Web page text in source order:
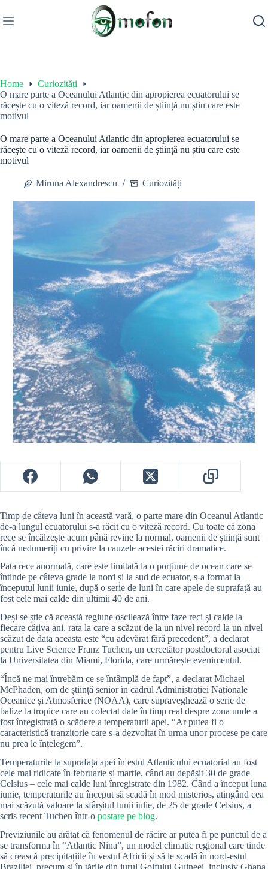
to
content
Home
Curiozități
O mare parte a Oceanului Atlantic din apropierea ecuatorului se
răcește cu o viteză record, iar oamenii de știință nu știu care este
motivul
O mare parte a Oceanului Atlantic din apropierea ecuatorului se
răcește cu o viteză record, iar oamenii de știință nu știu care este
motivul
Miruna Alexandrescu Curiozități
Timp de câteva luni în această vară, o parte mare din Oceanul Atlantic
de-a lungul ecuatorului s-a răcit cu o viteză record. Cu toate că zona
rece se încălzește acum până revine la normal, oamenii de știință sunt
încă nedumeriți cu privire la cauzele acestei răciri dramatice.
Pata rece anormală, care este limitată la o porțiune de ocean care se
întinde pe câteva grade la nord și la sud de ecuator, s-a format la
începutul lunii iunie, după o serie de luni în care apele de suprafață au
fost cele mai calde din ultimii 40 de ani.
Deși se știe că această regiune oscilează între faze reci și calde la
fiecare câțiva ani, rata la care a scăzut de la un nivel record la un nivel
scăzut de data aceasta este “cu adevărat fără precedent”, a declarat
pentru Live Science Franz Tuchen, un cercetător postdoctoral asociat
la Universitatea din Miami, Florida, care urmărește evenimentul.
“Încă ne mai întrebăm ce se întâmplă de fapt”, a declarat Michael
McPhaden, om de știință senior în cadrul Administrației Naționale
Oceanice și Atmosferice (NOAA), care supraveghează o serie de
balize la tropice care au colectat date în timp real despre zona unde a
fost înregistrată o scădere a temperaturii apei. “Ar putea fi o
caracteristică tranzitorie care s-a dezvoltat în urma unor procese pe care
nu prea le înțelegem”.
Temperaturile la suprafața apei în estul Atlanticului ecuatorial au fost
cele mai ridicate în februarie și martie, când au depășit 30 de grade
Celsius – cele mai calde luni înregistrate din 1982. Când a început luna
iunie, temperaturile au început să scadă în mod misterios, atingând cea
mai scăzută valoare la sfârșitul lunii iulie, de 25 de grade Celsius, a
scris recent Tuchen într-o postare pe blog.
Previziunile au arătat că fenomenul de răcire ar putea fi pe punctul de a
se transforma în “Atlantic Nina”, un model climatic regional care tinde
să crească precipitațiile în vestul Africii și să le scadă în nord-estul
Braziliei, precum și în țările din jurul Golfului Guineei, inclusiv Ghana,